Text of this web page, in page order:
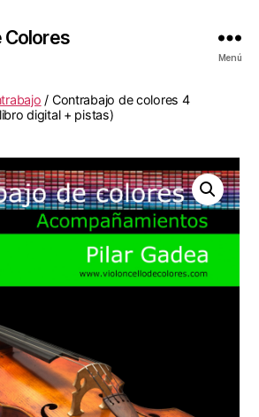
Colores
Menú
/ Contrabajo de colores 4
digital + pistas)